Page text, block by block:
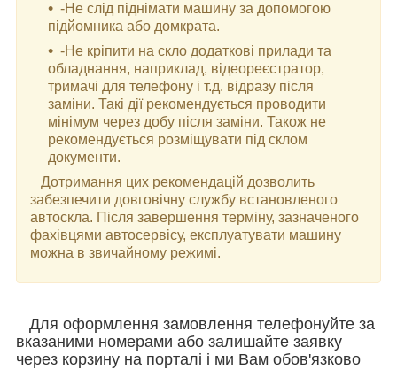
-Не слід піднімати машину за допомогою
підйомника або домкрата.
-Не кріпити на скло додаткові прилади та
обладнання, наприклад, відеореєстратор,
тримачі для телефону і т.д. відразу після
заміни. Такі дії рекомендується проводити
мінімум через добу після заміни. Також не
рекомендується розміщувати під склом
документи.
Дотримання цих рекомендацій дозволить
забезпечити довговічну службу встановленого
автоскла. Після завершення терміну, зазначеного
фахівцями автосервісу, експлуатувати машину
можна в звичайному режимі.
Для оформлення замовлення телефонуйте за
вказаними номерами або залишайте заявку
через корзину на порталі і ми Вам обов'язково